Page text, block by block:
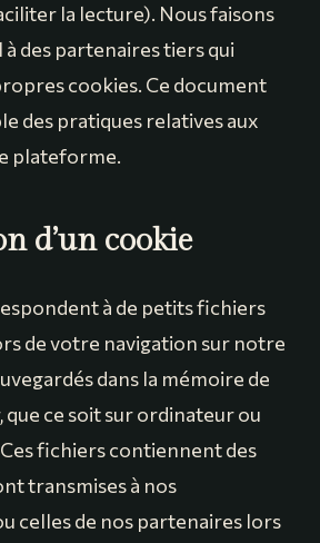
la lecture). Nous faisons
des partenaires tiers qui
cookies. Ce document
des pratiques relatives aux
plateforme.
d’un cookie
à de petits fichiers
de votre navigation sur notre
dans la mémoire de
ce soit sur ordinateur ou
fichiers contiennent des
transmises à nos
celles de nos partenaires lors